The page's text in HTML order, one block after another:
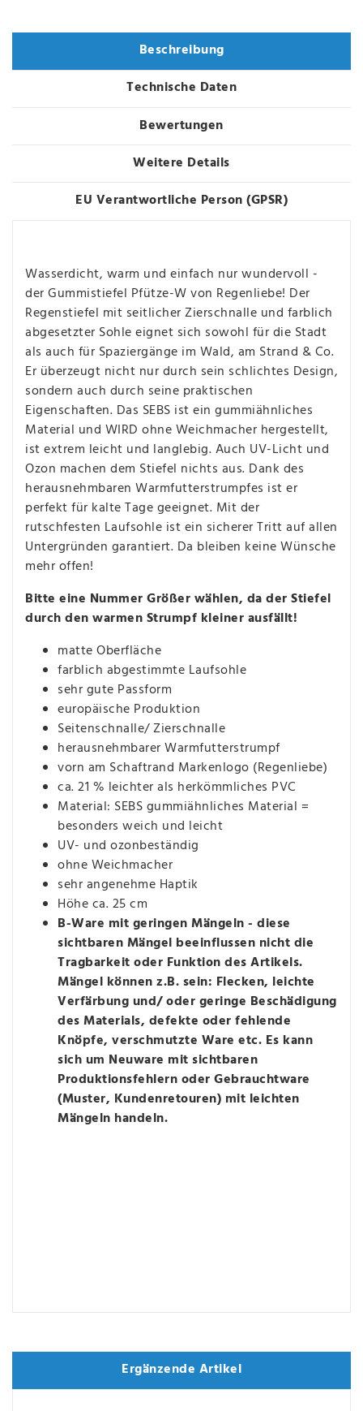
Beschreibung
Technische Daten
Bewertungen
Weitere Details
EU Verantwortliche Person (GPSR)
Wasserdicht, warm und einfach nur wundervoll -
der Gummistiefel Pfütze-W von Regenliebe! Der
Regenstiefel mit seitlicher Zierschnalle und farblich
abgesetzter Sohle eignet sich sowohl für die Stadt
als auch für Spaziergänge im Wald, am Strand & Co.
Er überzeugt nicht nur durch sein schlichtes Design,
sondern auch durch seine praktischen
Eigenschaften. Das SEBS ist ein gummiähnliches
Material und WIRD ohne Weichmacher hergestellt,
ist extrem leicht und langlebig.Auch UV-Licht und
Ozon machen dem Stiefel nichts aus. Dank des
herausnehmbaren Warmfutterstrumpfes ist er
perfekt für kalte Tage geeignet. Mit der
rutschfesten Laufsohle ist ein sicherer Tritt auf allen
Untergründen garantiert. Da bleiben keine Wünsche
mehr offen!
Bitte eine Nummer Größer wählen, da der Stiefel
durch den warmen Strumpf kleiner ausfällt!
matte Oberfläche
farblich abgestimmte Laufsohle
sehr gute Passform
europäische Produktion
Seitenschnalle/ Zierschnalle
herausnehmbarer Warmfutterstrumpf
vorn am Schaftrand Markenlogo (Regenliebe)
ca.21 % leichter als herkömmliches PVC
Material: SEBS gummiähnliches Material =
besonders weich und leicht
UV- und ozonbeständig
ohne Weichmacher
sehr angenehme Haptik
Höhe ca.25 cm
B-Ware mit geringen Mängeln - diese
sichtbaren Mängel beeinflussen nicht die
Tragbarkeit oder Funktion des Artikels.
Mängel können z.B. sein: Flecken, leichte
Verfärbung und/ oder geringe Beschädigung
des Materials, defekte oder fehlende
Knöpfe, verschmutzte Ware etc. Es kann
sich um Neuware mit sichtbaren
Produktionsfehlern oder Gebrauchtware
(Muster, Kundenretouren) mit leichten
Mängeln handeln.
Ergänzende Artikel